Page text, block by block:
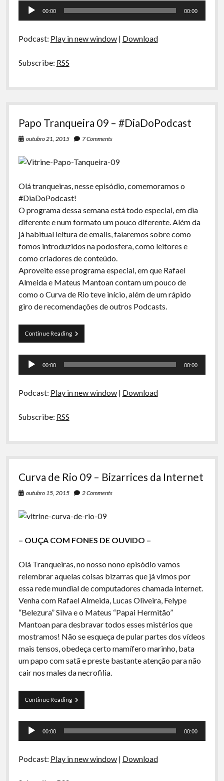
–
Tocador
00:00 00:00
Podcast: Play in new window| Download
Subscribe: RSS
Papo Tranqueira 09 – #DiaDoPodcast
outubro 21, 2015 7 Comments
Olá tranqueiras, nesse episódio, comemoramos o
#DiaDoPodcast!
O programa dessa semana está todo especial, em dia
diferente e num formato um pouco diferente. Além da
já habitual leitura de emails, falaremos sobre como
fomos introduzidos na podosfera, como leitores e
como criadores de conteúdo.
Aproveite esse programa especial, em que Rafael
Almeida e Mateus Mantoan contam um pouco de
como o Curva de Rio teve início, além de um rápido
giro de recomendações de outros Podcasts.
Continue ReadingPapo
Tranqueira
#DiaDoPodcast
Tocador
00:00 00:00
Podcast: Play in new window| Download
Subscribe: RSS
Curva de Rio 09 – Bizarrices da Internet
outubro 15, 2015 2 Comments
– OUÇA COM FONES DE OUVIDO –
Olá Tranqueiras, no nosso nono episódio vamos
relembrar aquelas coisas bizarras que já vimos por
essa rede mundial de computadores chamada internet.
Venha com Rafael Almeida, Lucas Oliveira, Felype
“Belezura” Silva e o Mateus “Papai Hermitão”
Mantoan para desbravar todos esses mistérios que
mostramos! Não se esqueça de pular partes dos vídeos
mais tensos, obedeça certo mamífero marinho, bata
um papo com satã e preste bastante atenção para não
cair nos males da necrofilia.
Continue ReadingCurva
de
–
Internet
Tocador
00:00 00:00
Podcast: Play in new window| Download